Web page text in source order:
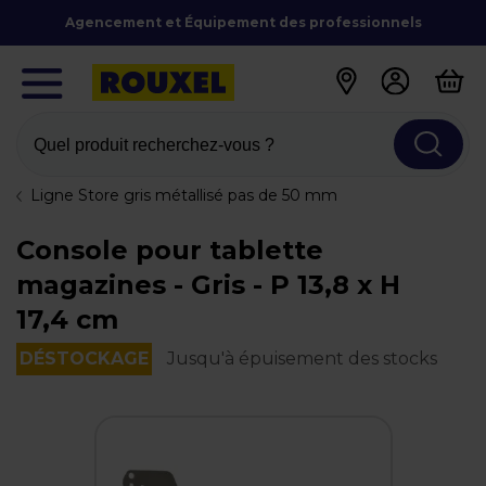
Agencement et Équipement des professionnels
Quel produit recherchez-vous ?
Ligne Store gris métallisé pas de 50 mm
Console pour tablette
magazines - Gris - P 13,8 x H
17,4 cm
DÉSTOCKAGE Jusqu'à épuisement des stocks